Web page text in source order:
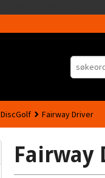
DiscGolf Fairway Driver
Fairway